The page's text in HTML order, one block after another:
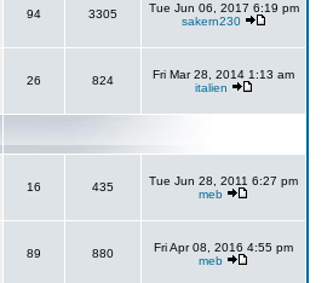
94 3305
Tue Jun 06, 2017 6:19 pm
sakern230
26 824
Fri Mar 28, 2014 1:13 am
italien
16 435
Tue Jun 28, 2011 6:27 pm
meb
89 880
Fri Apr 08, 2016 4:55 pm
meb